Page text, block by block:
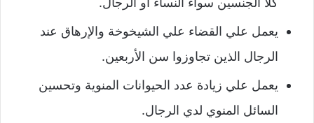
يعمل علي القضاء علي الشيخوخة والإرهاق عند
الرجال الذين تجاوزوا سن الأربعين.
يعمل علي زيادة عدد الحيوانات المنوية وتحسين
السائل المنوي لدي الرجال.